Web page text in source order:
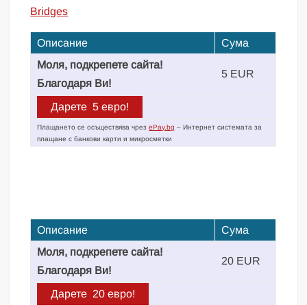
Bridges
Описание
Сума
Моля, подкрепете сайта!
Благодаря Ви!
5 EUR
Плащането се осъществява чрезePay.bg – Интернет системата за
плащане с банкови карти и микросметки
Описание
Сума
Моля, подкрепете сайта!
Благодаря Ви!
20 EUR